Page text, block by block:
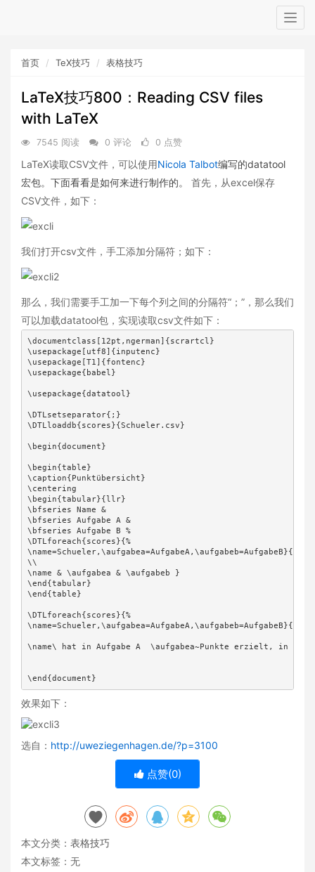
首页 TeX技巧 表格技巧
LaTeX技巧800：Reading CSV files
with LaTeX
7545 阅读 0 评论 0 点赞
LaTeX读取CSV文件，可以使用Nicola Talbot编写的datatool
宏包。下面看看是如何来进行制作的。
首先，从excel保存
CSV文件，如下：
我们打开csv文件，手工添加分隔符；如下：
那么，我们需要手工加一下每个列之间的分隔符“；”，那么我们
可以加载datatool包，实现读取csv文件如下：
\documentclass[12pt,ngerman]{scrartcl}
\usepackage[utf8]{inputenc}
\usepackage[T1]{fontenc}
\usepackage{babel}
\usepackage{datatool}
\DTLsetseparator{;}
\DTLloaddb{scores}{Schueler.csv}
\begin{document}
\begin{table}
\caption{Punktübersicht}
\centering
\begin{tabular}{llr}
\bfseries Name &
\bfseries Aufgabe A &
\bfseries Aufgabe B %
\DTLforeach{scores}{%
\name=Schueler,\aufgabea=AufgabeA,\aufgabeb=AufgabeB}{%
\\
\name & \aufgabea & \aufgabeb }
\end{tabular}
\end{table}
\DTLforeach{scores}{%
\name=Schueler,\aufgabea=AufgabeA,\aufgabeb=AufgabeB}{%
\name\ hat in Aufgabe A  \aufgabea~Punkte erzielt, in
\end{document}
效果如下：
选自： http://uweziegenhagen.de/?p=3100
点赞(0)
本文分类： 表格技巧
本文标签：无